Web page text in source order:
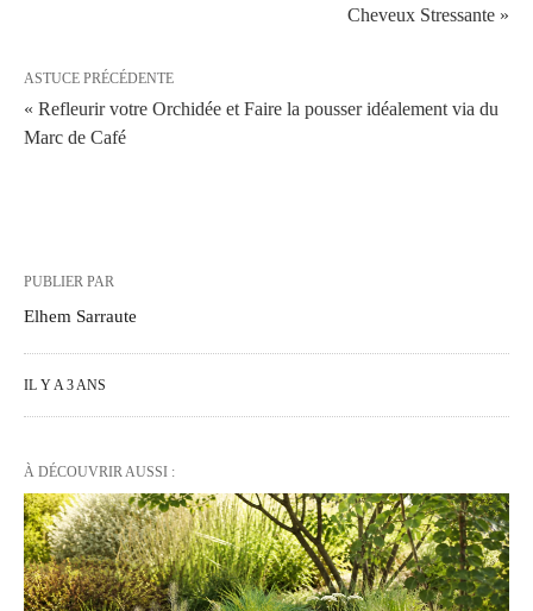
Cheveux Stressante »
ASTUCE PRÉCÉDENTE
« Refleurir votre Orchidée et Faire la pousser idéalement via du
Marc de Café
PUBLIER PAR
Elhem Sarraute
IL Y A 3 ANS
À DÉCOUVRIR AUSSI :